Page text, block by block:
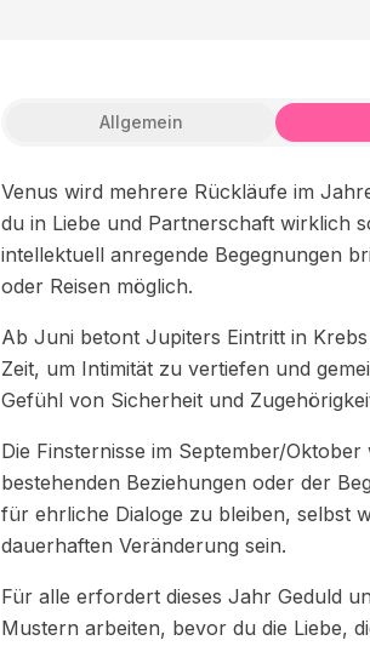
Allgemein
Venus wird mehrere Rückläufe im
du in Liebe und Partnerschaft wirklich
intellektuell anregende Begegnungen
oder Reisen möglich.
Ab Juni betont Jupiters Eintritt in
Zeit, um Intimität zu vertiefen und
Gefühl von Sicherheit und
Die Finsternisse im September/
bestehenden Beziehungen oder der
für ehrliche Dialoge zu bleiben, selbst
dauerhaften Veränderung sein.
Für alle erfordert dieses Jahr Geduld
Mustern arbeiten, bevor du die Liebe,